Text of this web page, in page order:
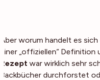
Aber worum handelt es
einer „offiziellen“ Definition
Rezept war wirklich sehr
Backbücher durchforstet